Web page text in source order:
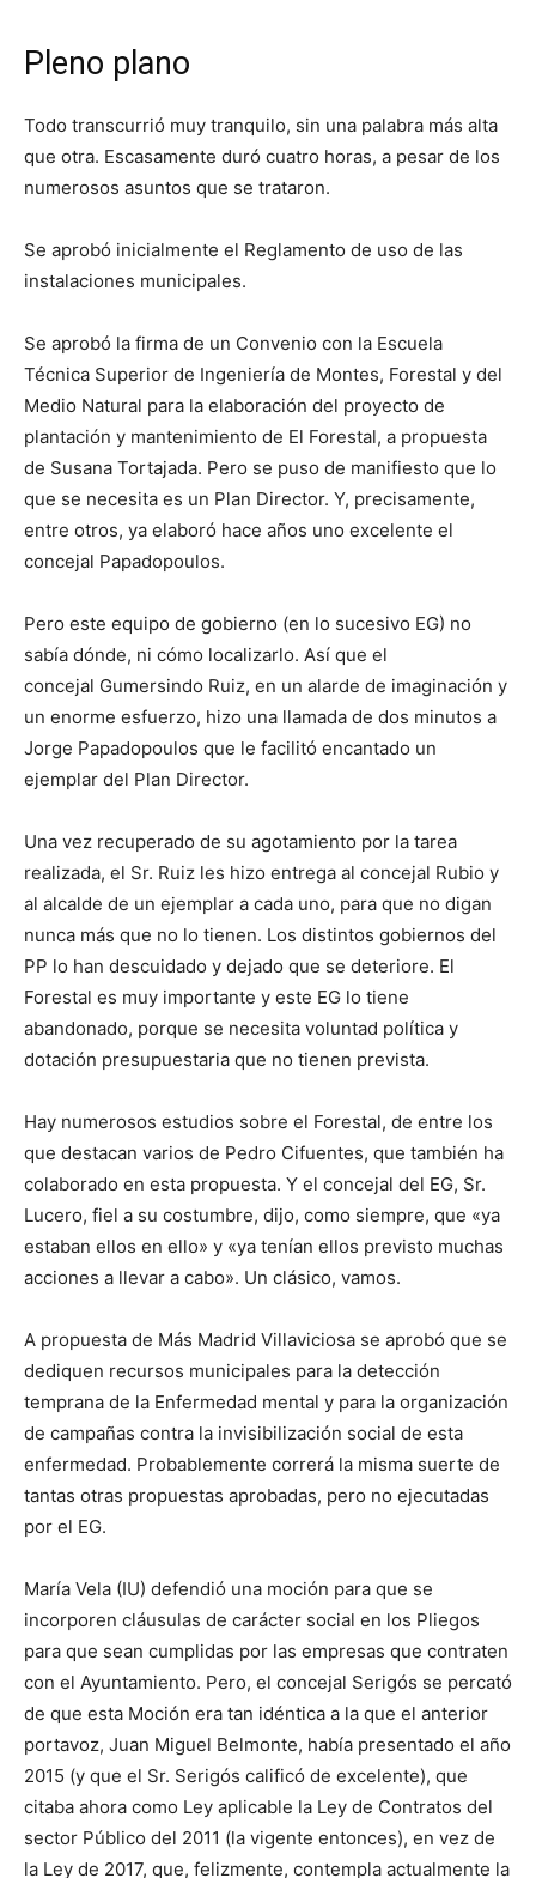
Pleno plano
Todo transcurrió muy tranquilo, sin una palabra más alta
que otra. Escasamente duró cuatro horas, a pesar de los
numerosos asuntos que se trataron.
Se aprobó inicialmente el Reglamento de uso de las
instalaciones municipales.
Se aprobó la firma de un Convenio con la Escuela
Técnica Superior de Ingeniería de Montes, Forestal y del
Medio Natural para la elaboración del proyecto de
plantación y mantenimiento de El Forestal, a propuesta
de Susana Tortajada. Pero se puso de manifiesto que lo
que se necesita es un Plan Director. Y, precisamente,
entre otros, ya elaboró hace años uno excelente el
concejal Papadopoulos.
Pero este equipo de gobierno (en lo sucesivo EG) no
sabía dónde, ni cómo localizarlo. Así que el
concejal Gumersindo Ruiz, en un alarde de imaginación y
un enorme esfuerzo, hizo una llamada de dos minutos a
Jorge Papadopoulos que le facilitó encantado un
ejemplar del Plan Director.
Una vez recuperado de su agotamiento por la tarea
realizada, el Sr. Ruiz les hizo entrega al concejal Rubio y
al alcalde de un ejemplar a cada uno, para que no digan
nunca más que no lo tienen. Los distintos gobiernos del
PP lo han descuidado y dejado que se deteriore. El
Forestal es muy importante y este EG lo tiene
abandonado, porque se necesita voluntad política y
dotación presupuestaria que no tienen prevista.
Hay numerosos estudios sobre el Forestal, de entre los
que destacan varios de Pedro Cifuentes, que también ha
colaborado en esta propuesta. Y el concejal del EG, Sr.
Lucero, fiel a su costumbre, dijo, como siempre, que «ya
estaban ellos en ello» y «ya tenían ellos previsto muchas
acciones a llevar a cabo». Un clásico, vamos.
A propuesta de Más Madrid Villaviciosa se aprobó que se
dediquen recursos municipales para la detección
temprana de la Enfermedad mental y para la organización
de campañas contra la invisibilización social de esta
enfermedad. Probablemente correrá la misma suerte de
tantas otras propuestas aprobadas, pero no ejecutadas
por el EG.
María Vela (IU) defendió una moción para que se
incorporen cláusulas de carácter social en los Pliegos
para que sean cumplidas por las empresas que contraten
con el Ayuntamiento. Pero, el concejal Serigós se percató
de que esta Moción era tan idéntica a la que el anterior
portavoz, Juan Miguel Belmonte, había presentado el año
2015 (y que el Sr. Serigós calificó de excelente), que
citaba ahora como Ley aplicable la Ley de Contratos del
sector Público del 2011 (la vigente entonces), en vez de
la Ley de 2017, que, felizmente, contempla actualmente la